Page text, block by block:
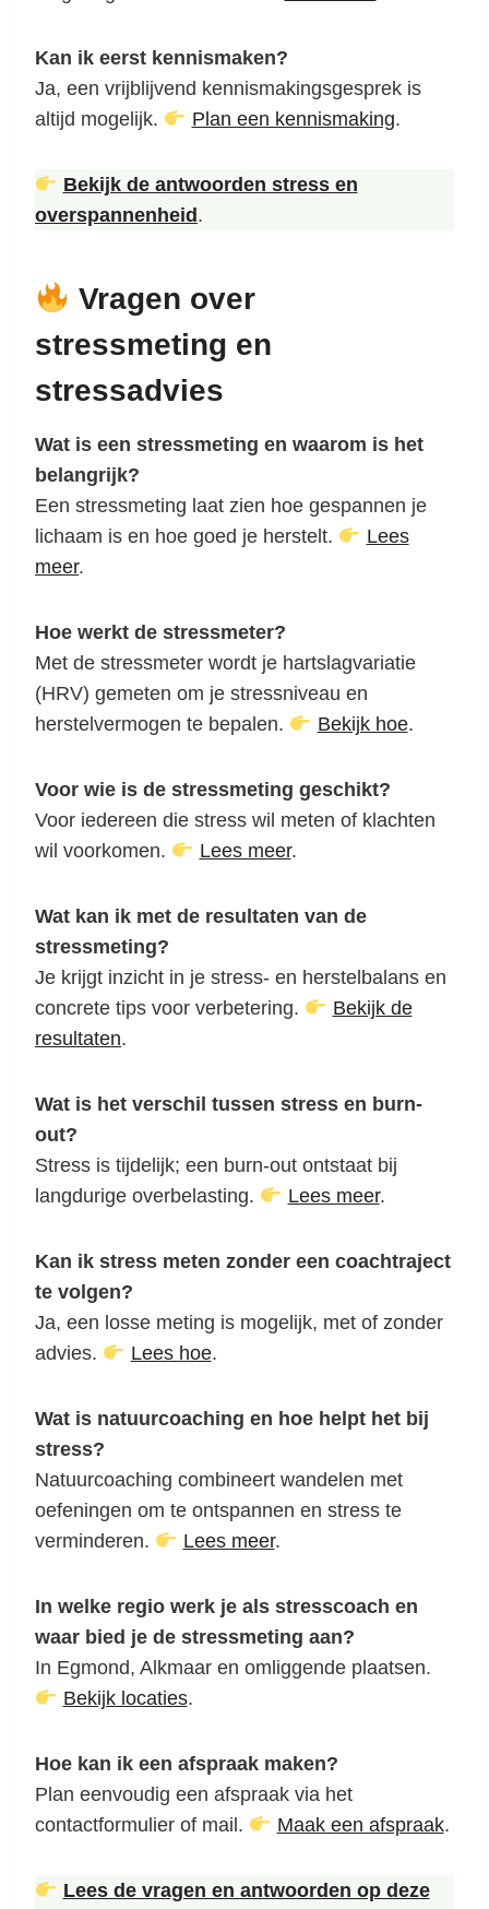
Kan ik eerst kennismaken?
Ja, een vrijblijvend kennismakingsgesprek is
altijd mogelijk.
Plan een kennismaking.
Bekijk de antwoorden stress en
overspannenheid .
Vragen over
stressmeting en
stressadvies
Wat is een stressmeting en waarom is het
belangrijk?
Een stressmeting laat zien hoe gespannen je
lichaam is en hoe goed je herstelt.
Lees
meer.
Hoe werkt de stressmeter?
Met de stressmeter wordt je hartslagvariatie
(HRV) gemeten om je stressniveau en
herstelvermogen te bepalen.
Bekijk hoe.
Voor wie is de stressmeting geschikt?
Voor iedereen die stress wil meten of klachten
wil voorkomen.
Lees meer.
Wat kan ik met de resultaten van de
stressmeting?
Je krijgt inzicht in je stress- en herstelbalans en
concrete tips voor verbetering.
Bekijk de
resultaten.
Wat is het verschil tussen stress en burn-
out?
Stress is tijdelijk; een burn-out ontstaat bij
langdurige overbelasting.
Lees meer.
Kan ik stress meten zonder een coachtraject
te volgen?
Ja, een losse meting is mogelijk, met of zonder
advies.
Lees hoe.
Wat is natuurcoaching en hoe helpt het bij
stress?
Natuurcoaching combineert wandelen met
oefeningen om te ontspannen en stress te
verminderen.
Lees meer.
In welke regio werk je als stresscoach en
waar bied je de stressmeting aan?
In Egmond, Alkmaar en omliggende plaatsen.
Bekijk locaties.
Hoe kan ik een afspraak maken?
Plan eenvoudig een afspraak via het
contactformulier of mail.
Maak een afspraak.
Lees de vragen en antwoorden op deze